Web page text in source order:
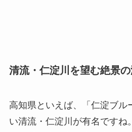
清流・仁淀川を望む絶景
高知県といえば、「仁淀ブル
い清流・仁淀川が有名ですね